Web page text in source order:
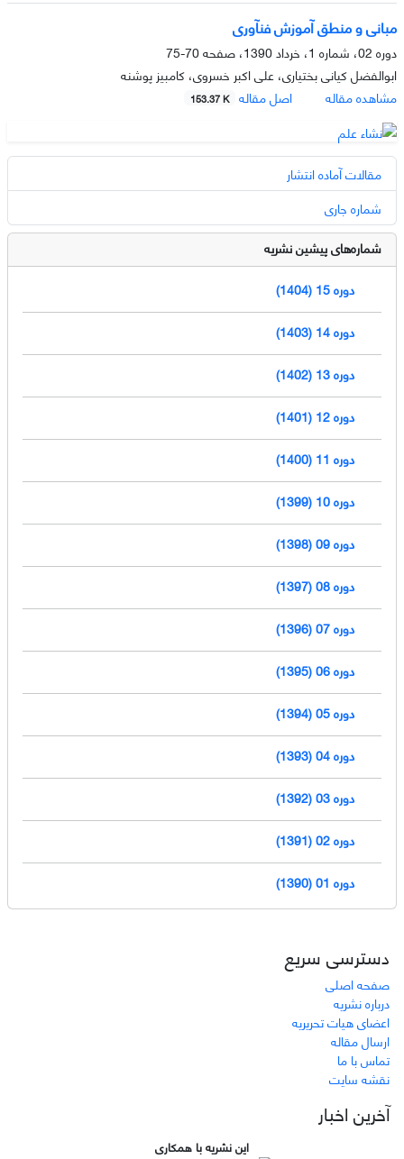
مبانی و منطق آموزش فنآوری
دوره 02، شماره 1، خرداد 1390، صفحه
70-75
ابوالفضل کیانی بختیاری، علی اکبر خسروی، کامبیز پوشنه
مشاهده مقاله
اصل مقاله 153.37 K
مقالات آماده انتشار
شماره جاری
شماره‌های پیشین نشریه
دوره 15 (1404)
دوره 14 (1403)
دوره 13 (1402)
دوره 12 (1401)
دوره 11 (1400)
دوره 10 (1399)
دوره 09 (1398)
دوره 08 (1397)
دوره 07 (1396)
دوره 06 (1395)
دوره 05 (1394)
دوره 04 (1393)
دوره 03 (1392)
دوره 02 (1391)
دوره 01 (1390)
دسترسی سریع
صفحه اصلی
درباره نشریه
اعضای هیات تحریریه
ارسال مقاله
تماس با ما
نقشه سایت
آخرین اخبار
این نشریه با همکاری